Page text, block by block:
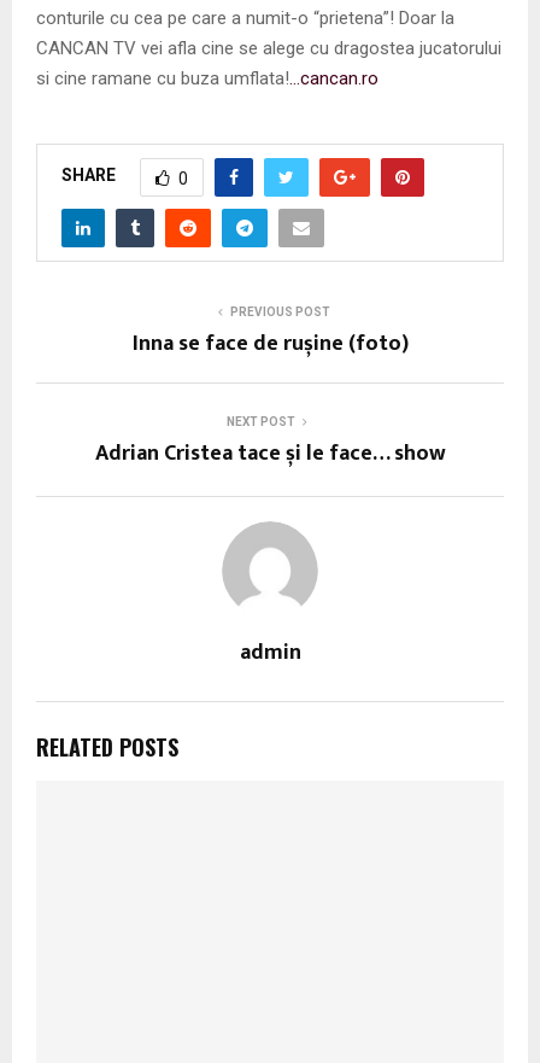
conturile cu cea pe care a numit-o “prietena”! Doar la
CANCAN TV vei afla cine se alege cu dragostea jucatorului
si cine ramane cu buza umflata! …cancan.ro
SHARE 0
PREVIOUS POST
Inna se face de rușine (foto)
NEXT POST
Adrian Cristea tace și le face… show
admin
RELATED POSTS